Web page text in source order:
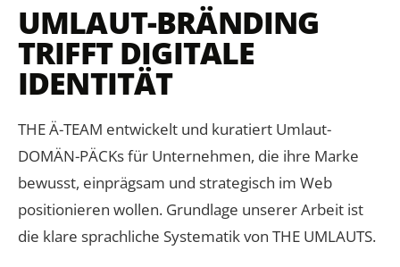
UMLAUT-BRÄNDING
TRIFFT DIGITALE
IDENTITÄT
THE Ä-TEAM entwickelt und kuratiert Umlaut-
DOMÄN-PÄCKs für Unternehmen, die ihre Marke
bewusst, einprägsam und strategisch im Web
positionieren wollen. Grundlage unserer Arbeit ist
die klare sprachliche Systematik von THE UMLAUTS.